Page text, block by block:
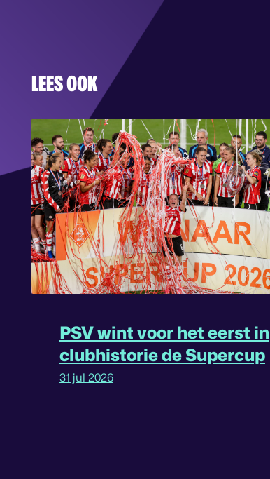
LEES OOK
PSV wint voor het eerst in
clubhistorie de Supercup
31 jul 2026